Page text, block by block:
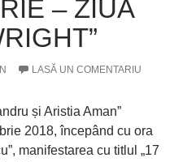
– ZIUA
LASĂ UN COMENTARIU
și Aristia Aman”
2018, începând cu ora
manifestarea cu titlul „17